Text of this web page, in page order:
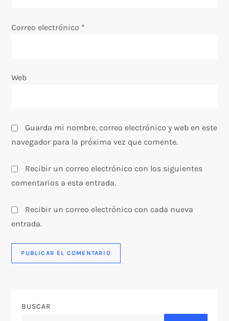
r
d
s
Correo electrónico *
Web
Guarda mi nombre, correo electrónico y web en este
navegador para la próxima vez que comente.
Recibir un correo electrónico con los siguientes
comentarios a esta entrada.
Recibir un correo electrónico con cada nueva
entrada.
BUSCAR